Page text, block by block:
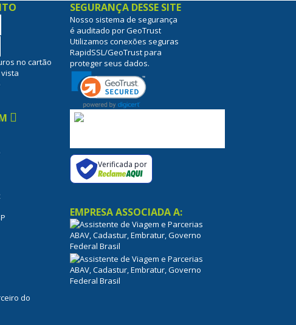
no cartão
SEGURANÇA DESSE SITE
Nosso sistema de segurança
é auditado por GeoTrust
Utilizamos conexões seguras
RapidSSL/GeoTrust para
proteger seus dados.
Verificada por
EMPRESA ASSOCIADA A: